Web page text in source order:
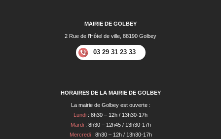
MAIRIE DE GOLBEY
2 Rue de l’Hôtel de ville, 88190 Golbey
03 29 31 23 33
HORAIRES DE LA MAIRIE DE GOLBEY
La mairie de Golbey est ouverte :
Lundi : 8h30 – 12h / 13h30-17h
Mardi: 8h30 – 12h45 / 13h30-17h
Mercredi: 8h30 – 12h / 13h30-17h